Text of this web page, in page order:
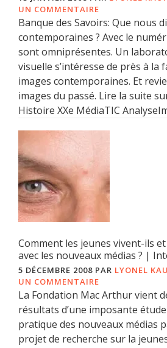
UN COMMENTAIRE
Banque des Savoirs: Que nous
contemporaines ? Avec le
sont omniprésentes. Un
visuelle s’intéresse de près à la
images contemporaines. Et
images du passé. Lire la suite
Histoire XXe MédiaTIC
Comment les jeunes vivent-ils
avec les nouveaux médias ? |
5 DÉCEMBRE 2008 PAR LYONEL
UN COMMENTAIRE
La Fondation Mac Arthur vient
résultats d’une imposante
pratique des nouveaux médias
projet de recherche sur la